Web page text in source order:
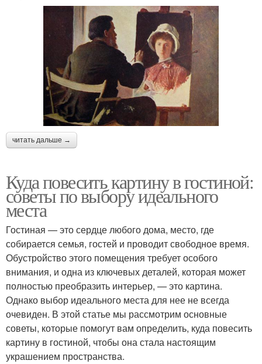
читать дальше →
Куда повесить картину в гостиной:
советы по выбору идеального
места
Гостиная — это сердце любого дома, место, где
собирается семья, гостей и проводит свободное время.
Обустройство этого помещения требует особого
внимания, и одна из ключевых деталей, которая может
полностью преобразить интерьер, — это картина.
Однако выбор идеального места для нее не всегда
очевиден. В этой статье мы рассмотрим основные
советы, которые помогут вам определить, куда повесить
картину в гостиной, чтобы она стала настоящим
украшением пространства.